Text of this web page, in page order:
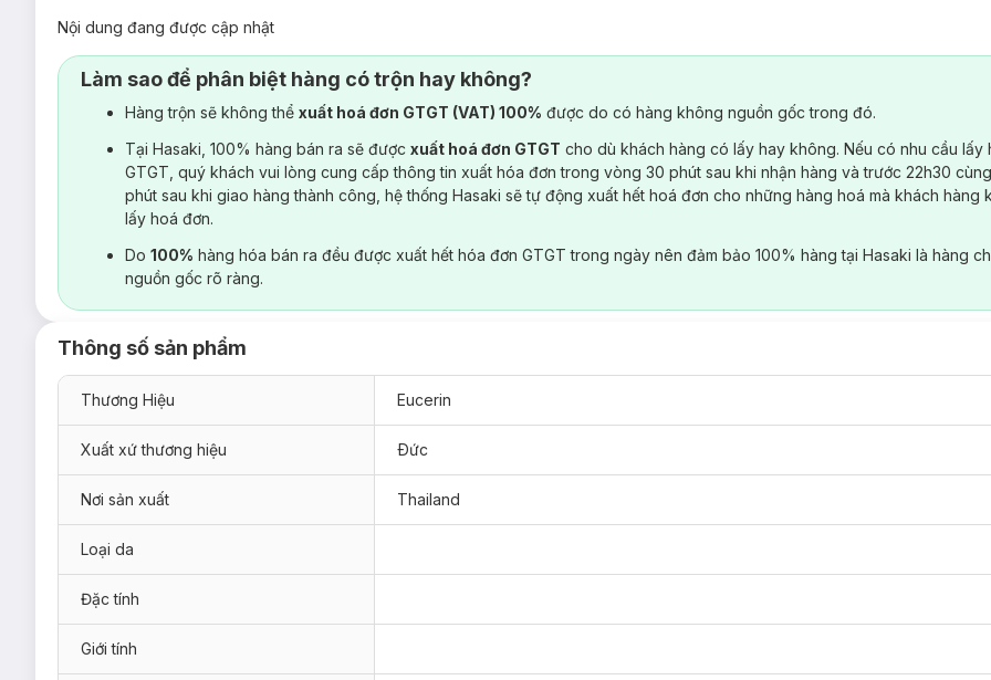
Nội dung đang được cập nhật
Làm sao để phân biệt hàng có trộn hay không?
Hàng trộn sẽ không thể xuất hoá đơn GTGT (VAT) 100% được do có hàng không nguồn gốc trong đó.
Tại Hasaki, 100% hàng bán ra sẽ được xuất hoá đơn GTGT cho dù khách hàng có lấy hay không. Nếu có nhu cầu lấy
GTGT, quý khách vui lòng cung cấp thông tin xuất hóa đơn trong vòng 30 phút sau khi nhận hàng và trước 22h30
phút sau khi giao hàng thành công, hệ thống Hasaki sẽ tự động xuất hết hoá đơn cho những hàng hoá mà khách hàng
lấy hoá đơn.
Do 100% hàng hóa bán ra đều được xuất hết hóa đơn GTGT trong ngày nên đảm bảo 100% hàng tại Hasaki là hàng
nguồn gốc rõ ràng.
Thông số sản phẩm
Thương Hiệu Eucerin
Xuất xứ thương hiệu Ðức
Nơi sản xuất Thailand
Loại da
Đặc tính
Giới tính